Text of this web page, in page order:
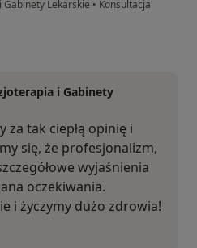
Lekarskie • Konsultacja
i Gabinety
za tak ciepłą opinię i
się, że profesjonalizm,
wyjaśnienia
oczekiwania.
i życzymy dużo zdrowia!